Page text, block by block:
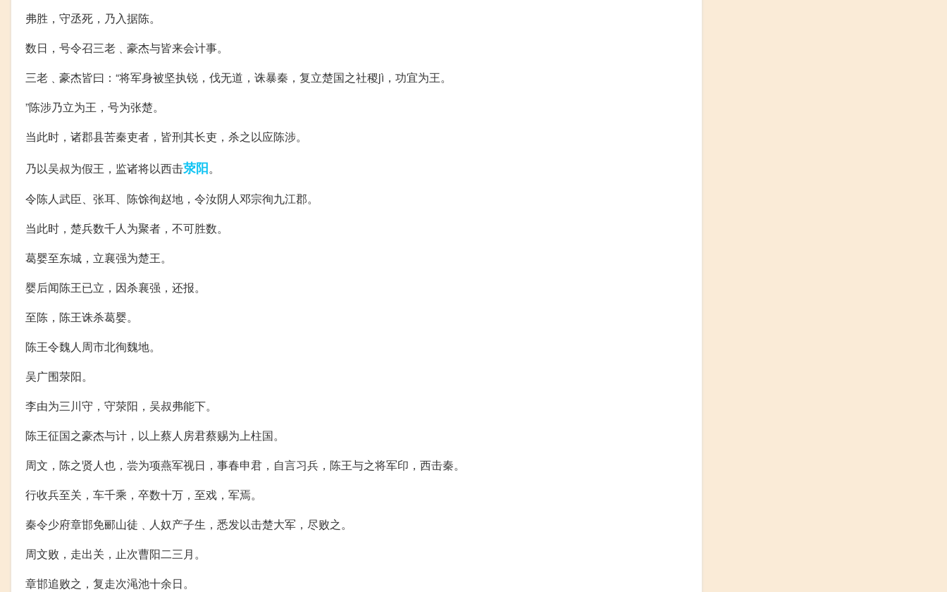
弗胜，守丞死，乃入据陈。
数日，号令召三老﹑豪杰与皆来会计事。
三老﹑豪杰皆曰：“将军身被坚执锐，伐无道，诛暴秦，复立楚国之社稷jì，功宜为王。
”陈涉乃立为王，号为张楚。
当此时，诸郡县苦秦吏者，皆刑其长吏，杀之以应陈涉。
乃以吴叔为假王，监诸将以西击荥阳。
令陈人武臣、张耳、陈馀徇赵地，令汝阴人邓宗徇九江郡。
当此时，楚兵数千人为聚者，不可胜数。
葛婴至东城，立襄强为楚王。
婴后闻陈王已立，因杀襄强，还报。
至陈，陈王诛杀葛婴。
陈王令魏人周市北徇魏地。
吴广围荥阳。
李由为三川守，守荥阳，吴叔弗能下。
陈王征国之豪杰与计，以上蔡人房君蔡赐为上柱国。
周文，陈之贤人也，尝为项燕军视日，事春申君，自言习兵，陈王与之将军印，西击秦。
行收兵至关，车千乘，卒数十万，至戏，军焉。
秦令少府章邯免郦山徒﹑人奴产子生，悉发以击楚大军，尽败之。
周文败，走出关，止次曹阳二三月。
章邯追败之，复走次渑池十余日。